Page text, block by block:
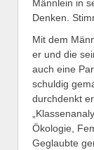
Männlein in
Denken.
Mit dem
er und die
auch eine
schuldig
durchdenkt
Ökologie,
Geglaubte